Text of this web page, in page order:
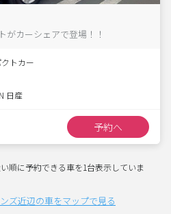
がカーシェアで登場！！
トカー
日産
予約へ
順に予約できる車を1台表示していま
ズ近辺の車をマップで見る